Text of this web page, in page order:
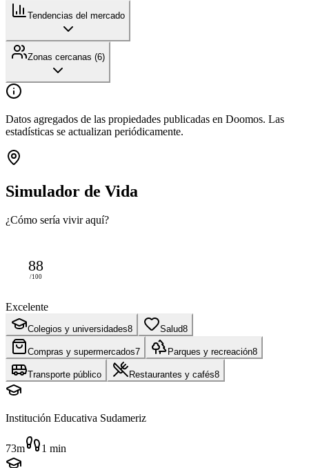
Tendencias del mercado
Zonas cercanas (6)
Datos agregados de las propiedades publicadas en Doomos. Las
estadísticas se actualizan periódicamente.
Simulador de Vida
¿Cómo sería vivir aquí?
88
/100
Excelente
Colegios y universidades8 Salud8
Compras y supermercados7 Parques y recreación8
Transporte público Restaurantes y cafés8
Institución Educativa Sudameriz
73m 1 min